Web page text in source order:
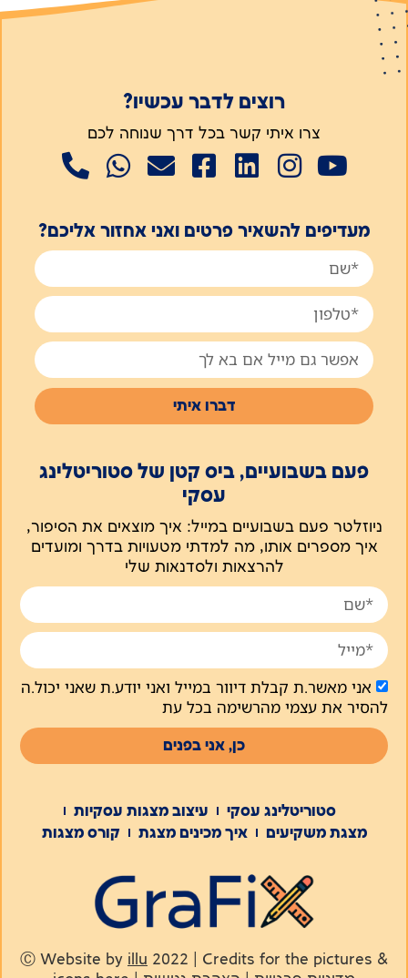
רוצים לדבר עכשיו?
צרו איתי קשר בכל דרך שנוחה לכם
מעדיפים להשאיר פרטים ואני אחזור אליכם?
דברו איתי
פעם בשבועיים, ביס קטן של סטוריטלינג
עסקי
ניוזלטר פעם בשבועיים במייל: איך מוצאים את הסיפור,
איך מספרים אותו, מה למדתי מטעויות בדרך ומועדים
להרצאות ולסדנאות שלי
אני מאשר.ת קבלת דיוור במייל ואני יודע.ת שאני יכול.ה
להסיר את עצמי מהרשימה בכל עת
כן, אני בפנים
סטוריטלינג עסקי
עיצוב מצגות עסקיות
מצגת משקיעים
איך מכינים מצגת קורס מצגות
Ⓒ Website by illu 2022 | Credits for the pictures &